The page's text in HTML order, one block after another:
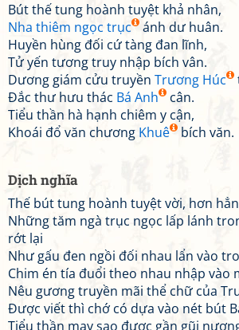
Bút thế tung hoành tuyệt khả nhân,
Nha thiêm ngọc trục
ánh dư huân.
Huyền hùng đối cứ tàng đan lĩnh,
Tử yến tương truy nhập bích vân.
Dương giám cửu truyền Trương Húc
Đắc thư hưu thác Bá Anh
cân.
Tiểu thần hà hạnh chiêm y cận,
Khoái đổ văn chương Khuê bích văn.
Dịch nghĩa
Thế bút tung hoành tuyệt vời, hơn
Những tăm ngà trục ngọc lấp lánh
rớt lại
Như gấu đen ngồi đối nhau lẩn vào
Chim én tía đuổi theo nhau nhập vào
Nêu gương truyền mãi thể chữ của
Được viết thì chớ có dựa vào nét bút
Tiểu thần may sao được gần gũi